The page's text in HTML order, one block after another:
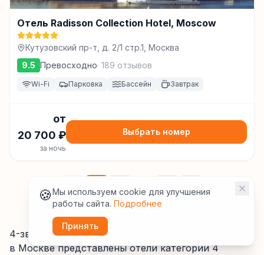
Отель Radisson Collection Hotel, Moscow
Кутузовский пр-т, д. 2/1 стр.1, Москва
9.5 Превосходно· 189 отзывов
Wi-Fi Парковка Бассейн Завтрак
от
20 700 ₽
за ночь
Выбрать номер
4-звёздочные отели Москвы
в Москвепредставлены отели категории4
🍪Мы используем cookie для улучшения
работы сайта. Подробнее
Принять